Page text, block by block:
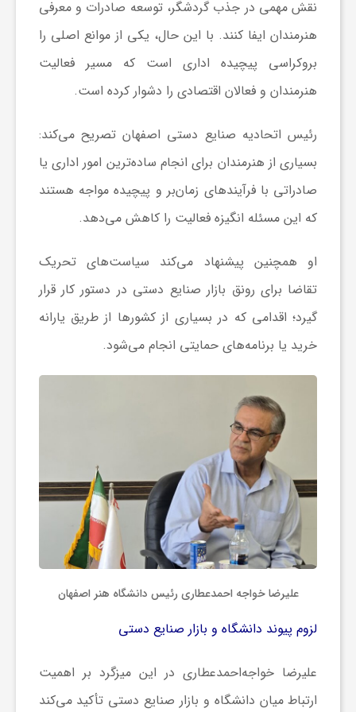
نقش مهمی در جذب گردشگر، توسعه صادرات و معرفی
هنرمندان ایفا کنند. با این حال، یکی از موانع اصلی را
بروکراسی پیچیده اداری است که مسیر فعالیت
هنرمندان و فعالان اقتصادی را دشوار کرده است.
رئیس اتحادیه صنایع دستی اصفهان تصریح می‌کند:
بسیاری از هنرمندان برای انجام ساده‌ترین امور اداری یا
صادراتی با فرآیندهای زمان‌بر و پیچیده مواجه هستند
که این مسئله انگیزه فعالیت را کاهش می‌دهد.
او همچنین پیشنهاد می‌کند سیاست‌های تحریک
تقاضا برای رونق بازار صنایع دستی در دستور کار قرار
گیرد؛ اقدامی که در بسیاری از کشورها از طریق یارانه
خرید یا برنامه‌های حمایتی انجام می‌شود.
علیرضا خواجه احمدعطاری رئیس دانشگاه هنر اصفهان
لزوم پیوند دانشگاه و بازار صنایع دستی
علیرضا خواجه‌احمدعطاری در این میزگرد بر اهمیت
ارتباط میان دانشگاه و بازار صنایع دستی تأکید می‌کند